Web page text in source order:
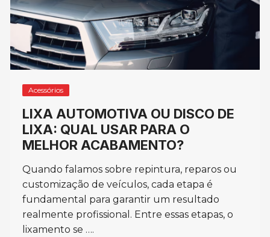
Acessórios
LIXA AUTOMOTIVA OU DISCO DE
LIXA: QUAL USAR PARA O
MELHOR ACABAMENTO?
Quando falamos sobre repintura, reparos ou
customização de veículos, cada etapa é
fundamental para garantir um resultado
realmente profissional. Entre essas etapas, o
lixamento se ….